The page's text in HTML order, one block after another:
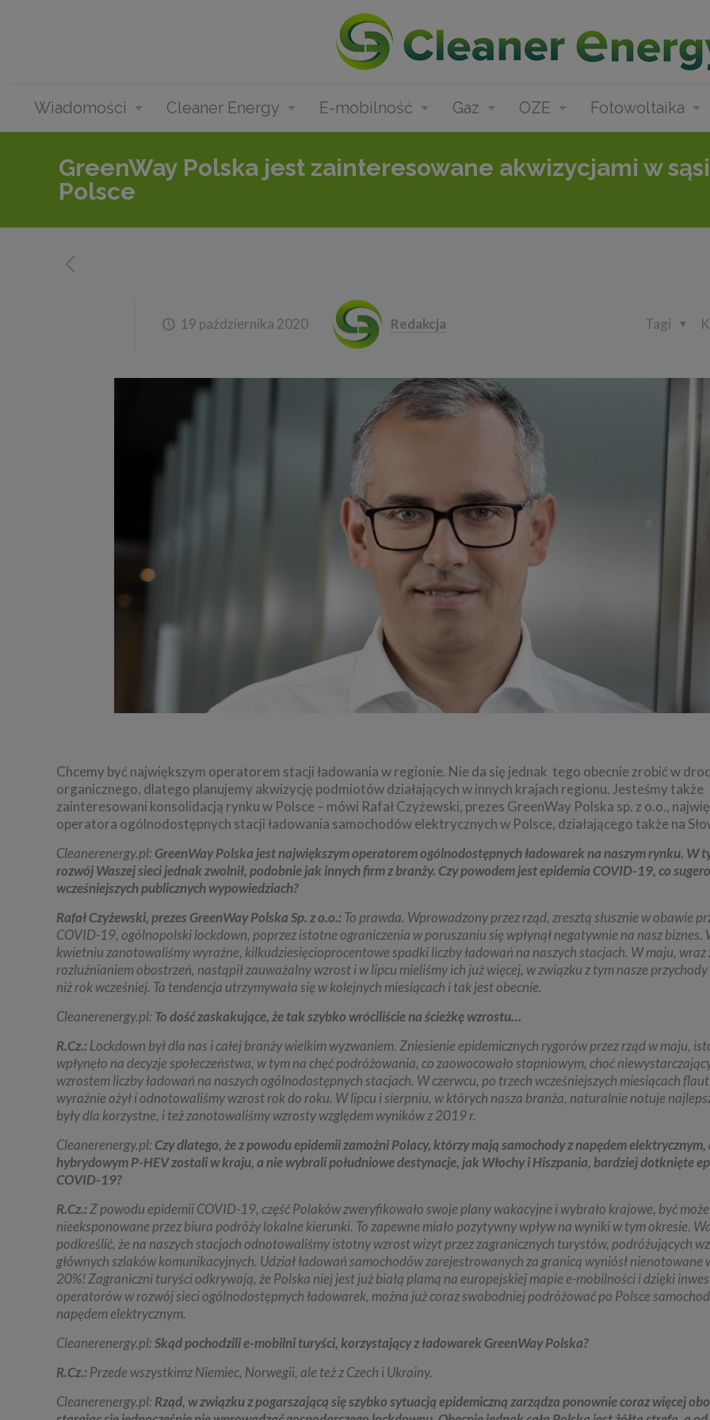
Wiadomości Cleaner Energy E-mobilność Gaz OZE Fotowoltaika
GreenWay Polska jest zainteresowane akwizycjami w
Polsce
19 października 2020 Redakcja Tagi
Chcemy być największym operatorem stacji ładowania w regionie. Nie da się jednak tego obecnie zrobić w
organicznego, dlatego planujemy akwizycję podmiotów działających w innych krajach regionu. Jesteśmy także
zainteresowani konsolidacją rynku w Polsce– mówi Rafał Czyżewski, prezes GreenWay Polska sp. z o.o.,
operatora ogólnodostępnych stacji ładowania samochodów elektrycznych w Polsce, działającego także na
Cleanerenergy.pl: GreenWay Polska jest największym operatorem ogólnodostępnych ładowarek na naszym rynku. W
rozwój Waszej sieci jednak zwolnił, podobnie jakinnych firm z branży. Czy powodem jest epidemia COVID-19, co
wcześniejszych publicznych wypowiedziach?
Rafał Czyżewski, prezes GreenWay Polska Sp. z o.o.:To prawda. Wprowadzony przez rząd,zresztą słusznie w obawie
COVID-19, ogólnopolski lockdown, poprzez istotne ograniczenia w poruszaniu się wpłynął negatywnie na nasz biznes.
kwietniu zanotowaliśmy wyraźne, kilkudziesięcioprocentowe spadki liczby ładowań na naszych stacjach. W maju, wraz
rozluźnianiem obostrzeń, nastąpił zauważalny wzrost i w lipcu mieliśmy ich już więcej, w związku z tym nasze przychody
niż rok wcześniej. Ta tendencja utrzymywała się w kolejnych miesiącach i tak jest obecnie.
Cleanerenergy.pl: To dość zaskakujące, że tak szybko wróciliście na ścieżkę wzrostu…
R.Cz.:Lockdown był dla nas i całej branży wielkim wyzwaniem. Zniesienie epidemicznych rygorów przez rząd w maju,
wpłynęło na decyzje społeczeństwa, w tym na chęć podróżowania, co zaowocowało stopniowym, choć
wzrostem liczby ładowań na naszych ogólnodostępnych stacjach. W czerwcu, po trzech wcześniejszych miesiącach
wyraźnie ożył i odnotowaliśmy wzrost rok do roku. W lipcu i sierpniu, w których nasza branża, naturalnie notuje
były dla korzystne, i też zanotowaliśmy wzrosty względem wyników z 2019 r.
Cleanerenergy.pl: Czy dlatego, że z powodu epidemii zamożni Polacy, którzy mają samochody z napędem elektrycznym,
hybrydowym P-HEV zostali w kraju, a nie wybrali południowe destynacje, jak Włochy i Hiszpania, bardziej dotknięte
COVID-19?
R.Cz.:Z powodu epidemii COVID-19, część Polaków zweryfikowało swoje plany wakacyjne i wybrało krajowe, być
nieeksponowane przez biura podróży lokalne kierunki. To zapewne miało pozytywny wpływ na wyniki w tym okresie.
podkreślić, że na naszych stacjach odnotowaliśmy istotny wzrost wizyt przez zagranicznych turystów, podróżujących
głównych szlaków komunikacyjnych. Udział ładowań samochodów zarejestrowanych za granicą wyniósł nienotowane
20%! Zagraniczni turyści odkrywają, że Polska niej jest już białą plamą na europejskiej mapie e-mobilności i dzięki
operatorów w rozwój sieci ogólnodostępnych ładowarek, można już coraz swobodniej podróżować po Polsce
napędem elektrycznym.
Cleanerenergy.pl:Skąd pochodzili e-mobilni turyści, korzystający z ładowarek GreenWay Polska?
R.Cz.:Przede wszystkimz Niemiec, Norwegii, ale też z Czech i Ukrainy.
Cleanerenergy.pl: Rząd, w związku z pogarszającą się szybko sytuacją epidemiczną zarządza ponownie coraz więcej